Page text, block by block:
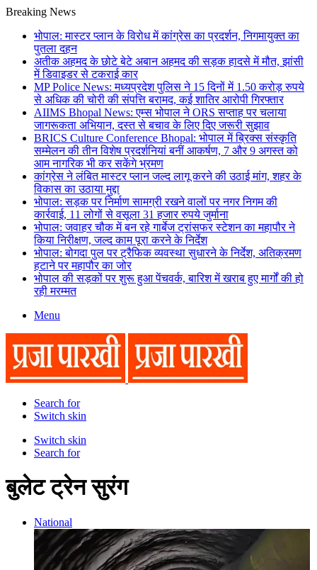
Breaking News
भोपाल: मास्टर प्लान के विरोध में कांग्रेस का प्रदर्शन, निगमायुक्त का
पुतला दहन
अतीक अहमद के छोटे बेटे अबान अहमद की सड़क हादसे में मौत, झांसी
में डिवाइडर से टकराई कार
MP Police News: मध्यप्रदेश पुलिस ने 15 दिनों में 1.50 करोड़ रुपये
से अधिक की चोरी की संपत्ति बरामद, कई शातिर आरोपी गिरफ्तार
AIIMS Bhopal News: एम्स भोपाल ने ORS सप्ताह पर चलाया
जागरूकता अभियान, दस्त से बचाव के लिए दिए जरूरी सुझाव
BRICS Culture Conference Bhopal: भोपाल में ब्रिक्स संस्कृति
सम्मेलन की तीन विशेष प्रदर्शनियां बनीं आकर्षण, 7 और 9 अगस्त को
आम नागरिक भी कर सकेंगे भ्रमण
कांग्रेस ने लंबित मास्टर प्लान जल्द लागू करने की उठाई मांग, शहर के
विकास का उठाया मुद्दा
भोपाल: सड़क पर निर्माण सामग्री रखने वालों पर नगर निगम की
कार्रवाई, 11 लोगों से वसूला 31 हजार रुपये जुर्माना
भोपाल: जवाहर चौक में बन रहे गार्बेज ट्रांसफर स्टेशन का महापौर ने
किया निरीक्षण, जल्द काम पूरा करने के निर्देश
भोपाल: बोगदा पुल पर ट्रैफिक व्यवस्था सुधारने के निर्देश, अतिक्रमण
हटाने पर महापौर का जोर
भोपाल की सड़कों पर शुरू हुआ पेंचवर्क, बारिश में खराब हुए मार्गों की हो
रही मरम्मत
Menu
Search for
Switch skin
Switch skin
Search for
बुलेट ट्रेन सुरंग
National